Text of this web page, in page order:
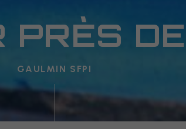
PRÈS
GAULMIN SFPI